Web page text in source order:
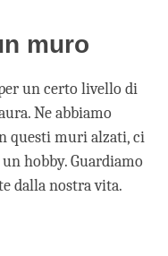
muro
un certo livello di
Ne abbiamo
questi muri alzati, ci
hobby. Guardiamo
dalla nostra vita.